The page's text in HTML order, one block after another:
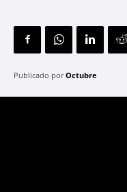
Publicado por Octubre